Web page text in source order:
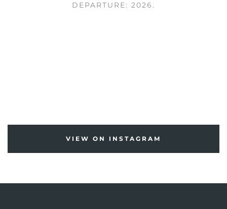
DEPARTURE: 2026.
VIEW ON INSTAGRAM